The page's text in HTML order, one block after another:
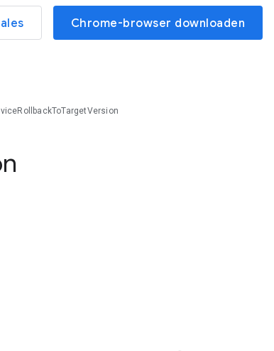
Chrome-browser downloaden